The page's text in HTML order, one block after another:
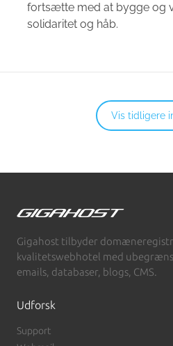
fortsætte med at bygge og
solidaritet og håb.
Vis tidligere
Gigahost tilbyder
kvalitetswebhotel med
emails, databaser, blogs, CMS.
Udforsk
Support